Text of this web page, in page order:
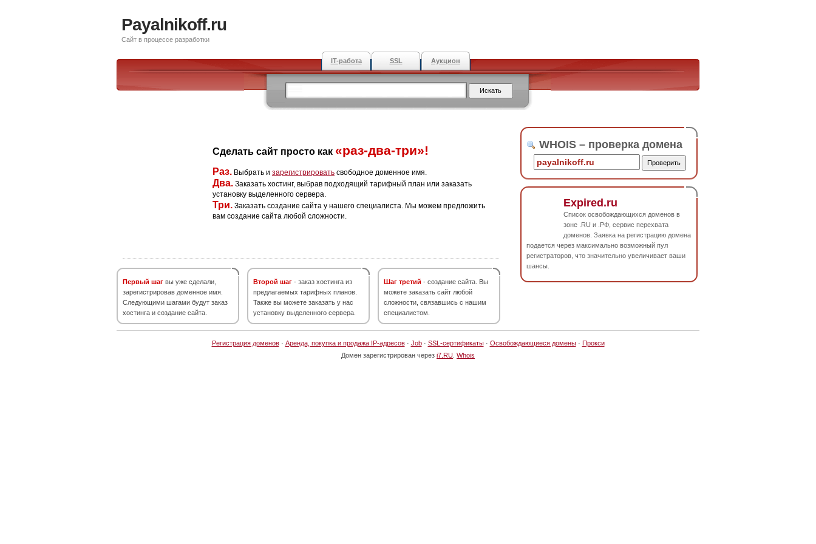
Payalnikoff.ru
Сайт в процессе разработки
IT-работа SSL Аукцион
Сделать сайт просто как «раз-два-три»!
Раз. Выбрать и зарегистрировать свободное доменное имя.
Два. Заказать хостинг, выбрав подходящий тарифный план или заказать
установку выделенного сервера.
Три. Заказать создание сайта у нашего специалиста. Мы можем предложить
вам создание сайта любой сложности.
Первый шаг вы уже сделали,
зарегистрировав доменное имя.
Следующими шагами будут заказ
хостинга и создание сайта.
Второй шаг - заказ хостинга из
предлагаемых тарифных планов.
Также вы можете заказать у нас
установку выделенного сервера.
Шаг третий - создание сайта. Вы
можете заказать сайт любой
сложности, связавшись с нашим
специалистом.
WHOIS – проверка домена
Expired.ru
Список освобождающихся доменов в
зоне .RU и .РФ, сервис перехвата
доменов. Заявка на регистрацию домена
подается через максимально возможный пул
регистраторов, что значительно увеличивает ваши
шансы.
Регистрация доменов· Аренда, покупка и продажа IP-адресов· Job· SSL-сертификаты· Освобождающиеся домены· Прокси
Домен зарегистрирован через i7.RU Whois